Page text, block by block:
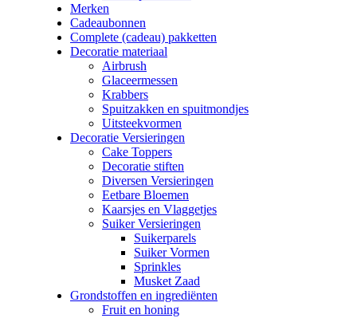
Merken
Cadeaubonnen
Complete (cadeau) pakketten
Decoratie materiaal
Airbrush
Glaceermessen
Krabbers
Spuitzakken en spuitmondjes
Uitsteekvormen
Decoratie Versieringen
Cake Toppers
Decoratie stiften
Diversen Versieringen
Eetbare Bloemen
Kaarsjes en Vlaggetjes
Suiker Versieringen
Suikerparels
Suiker Vormen
Sprinkles
Musket Zaad
Grondstoffen en ingrediënten
Fruit en honing